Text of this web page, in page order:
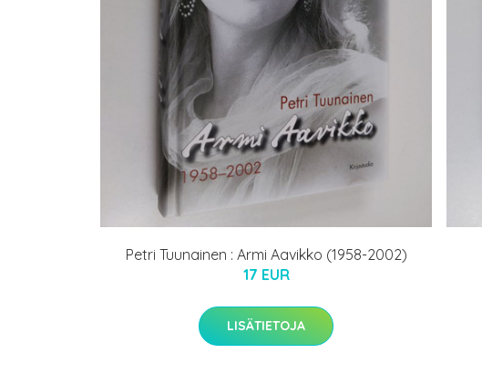
Petri Tuunainen : Armi Aavikko (1958-2002)
17 EUR
LISÄTIETOJA